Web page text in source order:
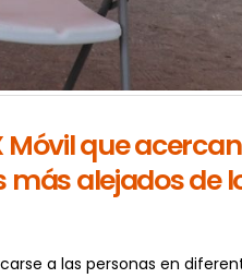
Móvil que
más alejados de
a las personas en